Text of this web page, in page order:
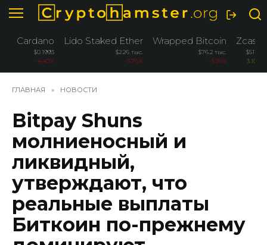
Перейти
содержанию
Cardano
$0.1993
-4.40%
Lido Staked Ether
$2.26 тыс.
-3.76%
Wrapped Bitcoin
$76.2 тыс.
-3.26%
Zcash
$511.4
3.10%
ГЛАВНАЯ » НОВОСТИ
Bitpay Shuns
молниеносный и
ликвидный,
утверждают, что
реальные выплаты
Биткоин по-прежнему